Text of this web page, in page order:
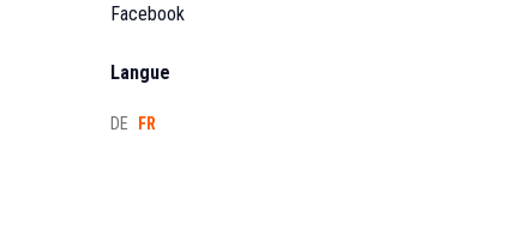
Facebook
Langue
DE FR